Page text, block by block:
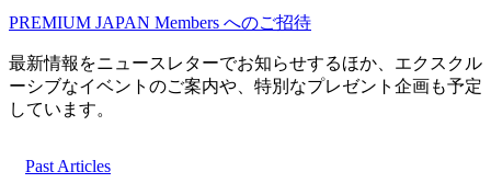
PREMIUM JAPAN Members へのご招待
最新情報をニュースレターでお知らせするほか、エクスクル
ーシブなイベントのご案内や、特別なプレゼント企画も予定
しています。
Past Articles